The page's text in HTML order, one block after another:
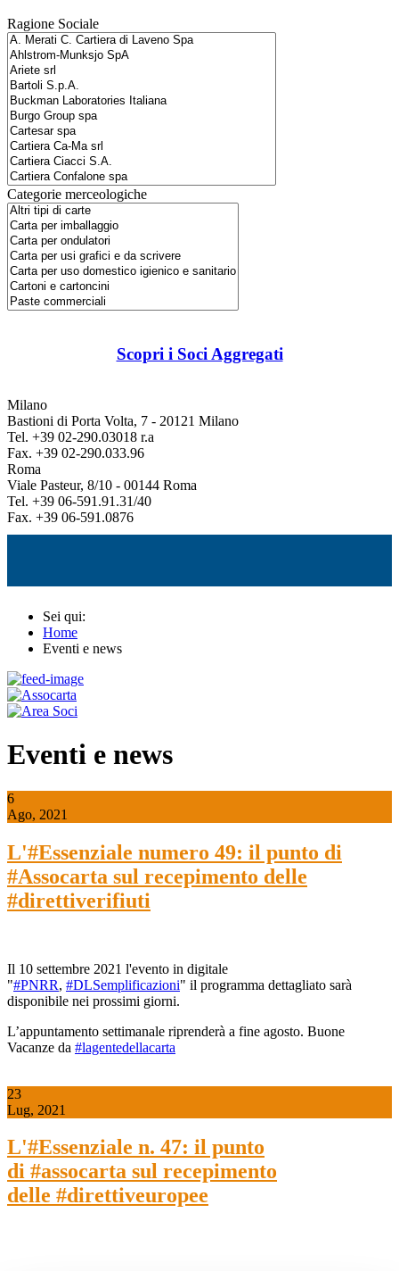
Ragione Sociale
Categorie merceologiche
Scopri i Soci Aggregati
Milano
Bastioni di Porta Volta, 7 - 20121 Milano
Tel. +39 02-290.03018 r.a
Fax. +39 02-290.033.96
Roma
Viale Pasteur, 8/10 - 00144 Roma
Tel. +39 06-591.91.31/40
Fax. +39 06-591.0876
Sei qui:
Home
Eventi e news
Eventi e news
6
Ago, 2021
L'#Essenziale numero 49: il punto di
#Assocarta sul recepimento delle
#direttiverifiuti
Il 10 settembre 2021 l'evento in digitale
"#PNRR, #DLSemplificazioni" il programma dettagliato sarà
disponibile nei prossimi giorni.
L’appuntamento settimanale riprenderà a fine agosto. Buone
Vacanze da #lagentedellacarta
23
Lug, 2021
L'#Essenziale n. 47: il punto
di #assocarta sul recepimento
delle #direttiveuropee